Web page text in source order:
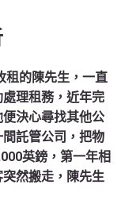
租的陳先生，一直
理租務，近年完
決心尋找其他公
託管公司，把物
英鎊，第一年相
然搬走，陳先生